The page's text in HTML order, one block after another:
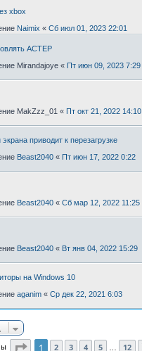
xbox
Naimix « Сб июл 01, 2023 22:01
АСТЕР
Mirandajoye « Пт июн 09, 2023 7:29
MakZzz_01 « Пт окт 21, 2022 14:10
приводит к перезагрузке
Beast2040 « Пт июн 17, 2022 0:22
Beast2040 « Сб мар 12, 2022 11:25
Beast2040 « Вт янв 04, 2022 15:29
на Windows 10
aganim « Ср дек 22, 2021 6:03
Страница1 из
1 2 3 4 5 12